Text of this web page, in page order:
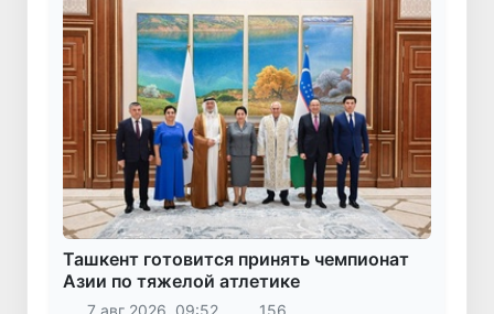
Ташкент готовится принять чемпионат
Азии по тяжелой атлетике
7 авг 2026, 09:52 156